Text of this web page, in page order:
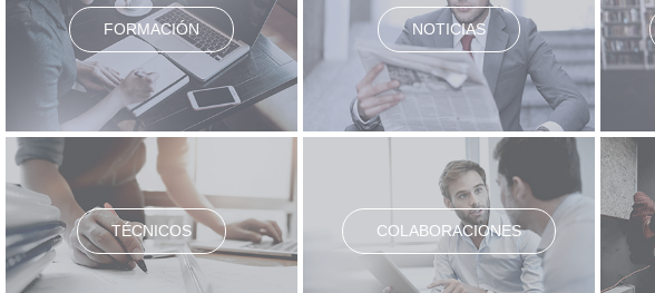
FORMACIÓN NOTICIAS
TÉCNICOS COLABORACIONES